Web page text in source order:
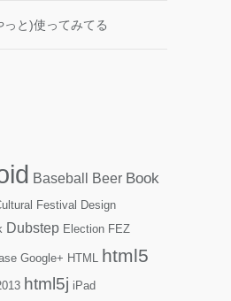
っと)使ってみてる
Baseball Beer Book
Festival Design
Dubstep Election FEZ
Google+ HTML html5
html5j iPad